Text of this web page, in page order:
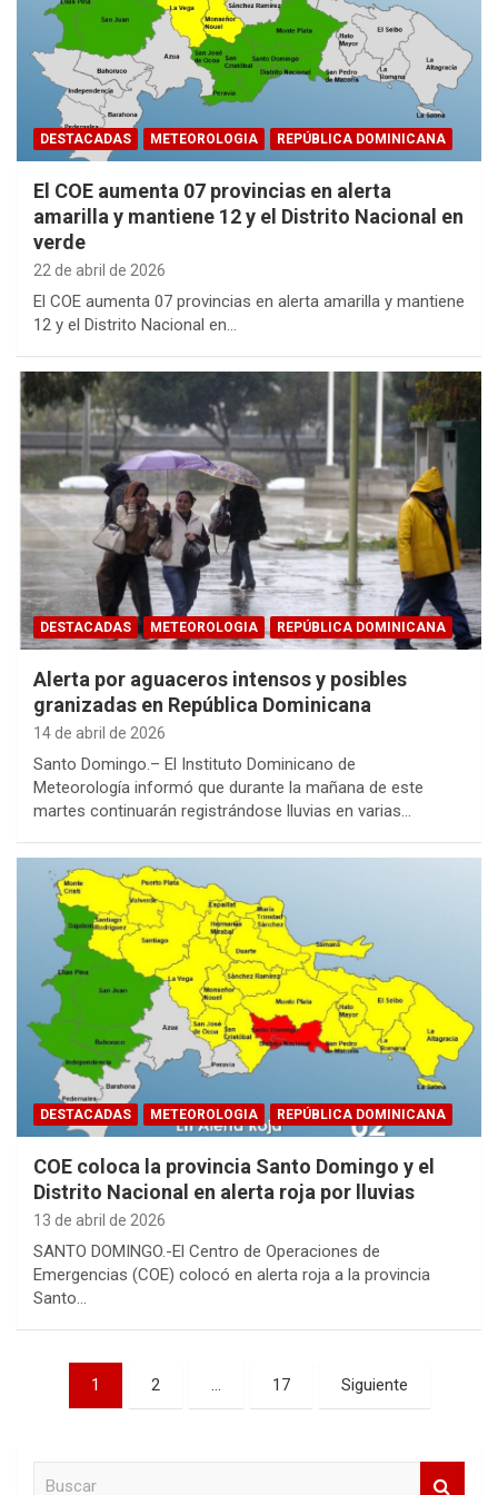
DESTACADAS METEOROLOGIA REPÚBLICA DOMINICANA
El COE aumenta 07 provincias en alerta
amarilla y mantiene 12 y el Distrito Nacional en
verde
22 de abril de 2026
El COE aumenta 07 provincias en alerta amarilla y mantiene
12 y el Distrito Nacional en…
DESTACADAS METEOROLOGIA REPÚBLICA DOMINICANA
Alerta por aguaceros intensos y posibles
granizadas en República Dominicana
14 de abril de 2026
Santo Domingo.– El Instituto Dominicano de
Meteorología informó que durante la mañana de este
martes continuarán registrándose lluvias en varias…
DESTACADAS METEOROLOGIA REPÚBLICA DOMINICANA
COE coloca la provincia Santo Domingo y el
Distrito Nacional en alerta roja por lluvias
13 de abril de 2026
SANTO DOMINGO.-El Centro de Operaciones de
Emergencias (COE) colocó en alerta roja a la provincia
Santo…
Paginación
1 2 … 17 Siguiente